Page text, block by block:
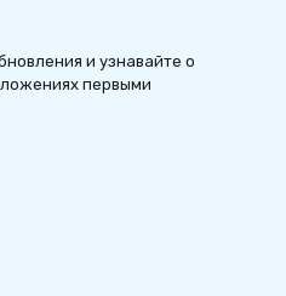
и узнавайте о
первыми